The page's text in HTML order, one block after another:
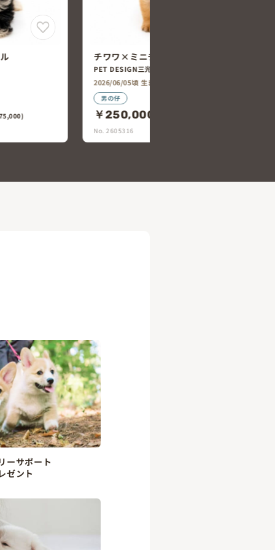
ックスフン
ミニチュア・ダックスフント×チワ
ワ
PET DESIGN三光店
2026/06/06頃 生まれ
女の仔
￥250,000
No. 2605312
ーサポート
ゼント